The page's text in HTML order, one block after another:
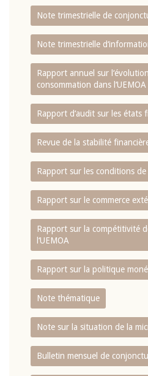
Note trimestrielle de
Note trimestrielle
Rapport annuel sur
consommation dans
Rapport d‘audit sur les états
Revue de la stabilité
Rapport sur les conditions de
Rapport sur le commerce
Rapport sur la compétitivité
l‘UEMOA
Rapport sur la politique
Note thématique
Note sur la situation de la
Bulletin mensuel de